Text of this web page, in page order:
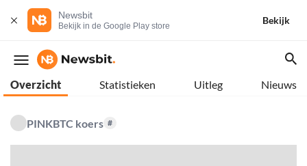
Newsbit
Bekijk in de Google Play store
Bekijk
Overzicht Statistieken Uitleg Nieuws
PINKBTC koers #